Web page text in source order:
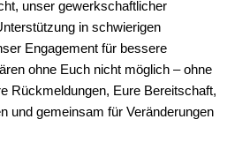
unser gewerkschaftlicher
in schwierigen
Engagement für bessere
ohne Euch nicht möglich – ohne
Rückmeldungen, Eure Bereitschaft,
und gemeinsam für Veränderungen